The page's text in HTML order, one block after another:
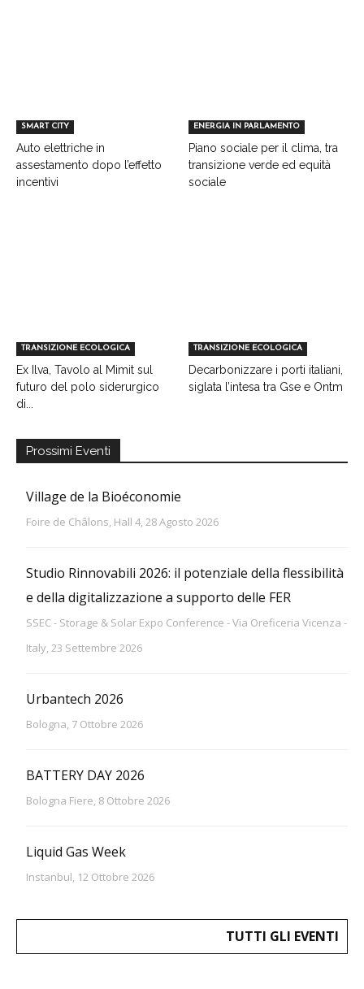
SMART CITY
Auto elettriche in
assestamento dopo l’effetto
incentivi
ENERGIA IN PARLAMENTO
Piano sociale per il clima, tra
transizione verde ed equità
sociale
TRANSIZIONE ECOLOGICA
Ex Ilva, Tavolo al Mimit sul
futuro del polo siderurgico
di...
TRANSIZIONE ECOLOGICA
Decarbonizzare i porti italiani,
siglata l’intesa tra Gse e Ontm
Prossimi Eventi
Village de la Bioéconomie
Foire de Châlons, Hall 4, 28 Agosto 2026
Studio Rinnovabili 2026: il potenziale della flessibilità
e della digitalizzazione a supporto delle FER
SSEC - Storage & Solar Expo Conference - Via Oreficeria Vicenza -
Italy, 23 Settembre 2026
Urbantech 2026
Bologna, 7 Ottobre 2026
BATTERY DAY 2026
Bologna Fiere, 8 Ottobre 2026
Liquid Gas Week
Instanbul, 12 Ottobre 2026
TUTTI GLI EVENTI